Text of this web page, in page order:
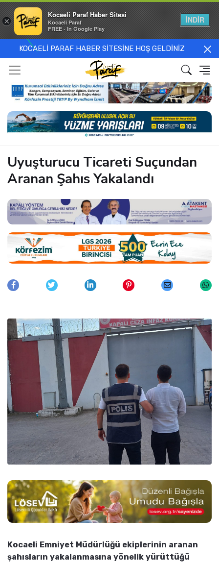
KOCAELİ PARAF HABER SİTESİNE HOŞ GELDİNİZ
Uyuşturucu Ticareti Suçundan
Aranan Şahıs Yakalandı
Kocaeli Emniyet Müdürlüğü ekiplerinin aranan
şahısların yakalanmasına yönelik yürüttüğü
×
Kocaeli Paraf Haber Sitesi
Kocaeli Paraf
FREE - In Google Play
İNDİR